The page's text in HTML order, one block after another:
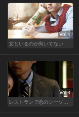
Vol.1
女といるのが向いてない
Vol.4